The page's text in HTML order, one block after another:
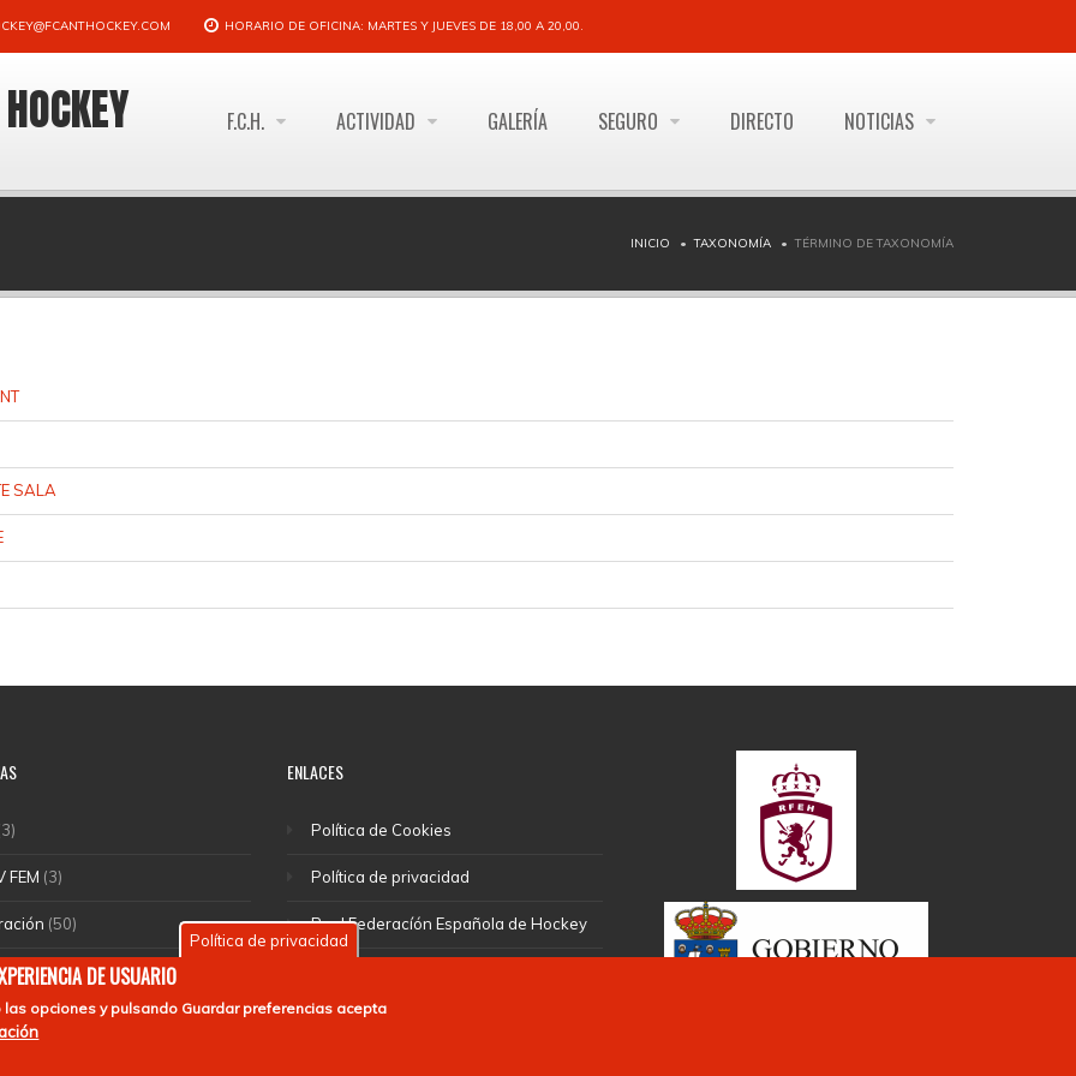
HORARIO DE OFICINA: MARTES Y JUEVES DE 18,00 A 20,00.
F.C.H. ACTIVIDAD GALERÍA SEGURO DIRECTO NOTICIAS
INICIO TAXONOMÍA TÉRMINO DE TAXONOMÍA
SALA
FEM (3)
(50)
(46)
ENLACES
Política de Cookies
Política de privacidad
Real Federacíón Española de Hockey
Política de privacidad
DE USUARIO
las opciones y pulsando Guardar preferencias acepta